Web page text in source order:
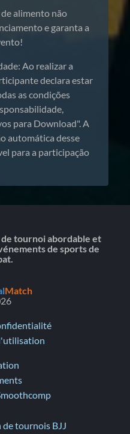
de alimento não
e garanta a
Ao realizar a
declara estar
as condições
para Download". A
automática desse
para a participação
tournoi abordable et
de sports de
Match
de tournois BJJ